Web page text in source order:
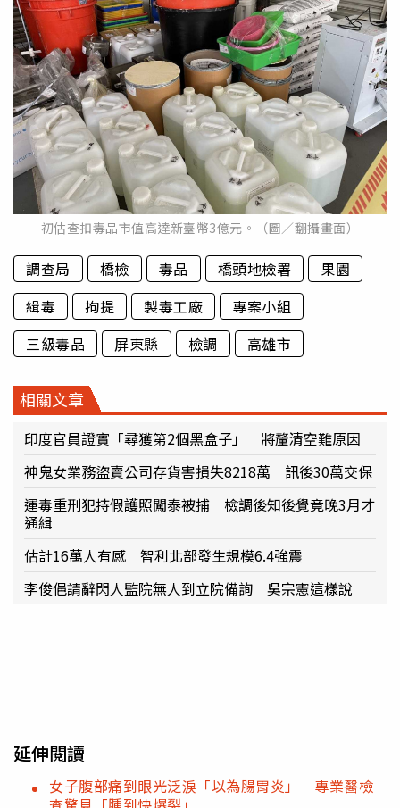
初估查扣毒品市值高達新臺幣3億元。（圖／翻攝畫面）
調查局 橋檢 毒品 橋頭地檢署
果園
緝毒
拘提 製毒工廠
專案小組
三級毒品
屏東縣 檢調 高雄市
相關文章
印度官員證實「尋獲第2個黑盒子」 將釐清空難原因
神鬼女業務盜賣公司存貨害損失8218萬 訊後30萬交保
運毒重刑犯持假護照闖泰被捕 檢調後知後覺竟晚3月才
通緝
估計16萬人有感 智利北部發生規模6.4強震
李俊俋請辭閃人監院無人到立院備詢 吳宗憲這樣說
延伸閱讀
女子腹部痛到眼光泛淚「以為腸胃炎」 專業醫檢